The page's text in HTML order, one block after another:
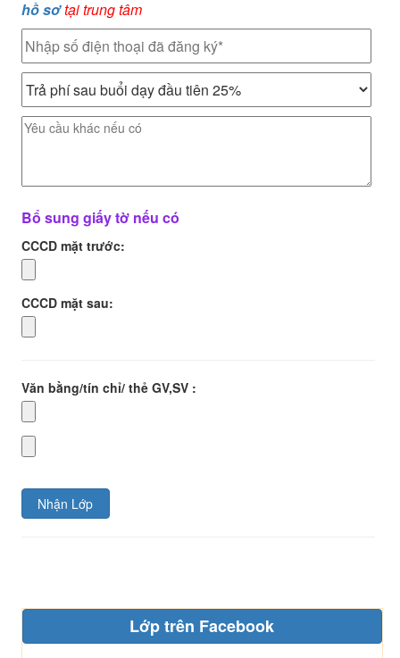
hồ sơtại trung tâm
Bổ sung giấy tờ nếu có
CCCD mặt trước:
CCCD mặt sau:
Văn bằng/tín chỉ/ thẻ GV,SV :
Nhận Lớp
Lớp trên Facebook